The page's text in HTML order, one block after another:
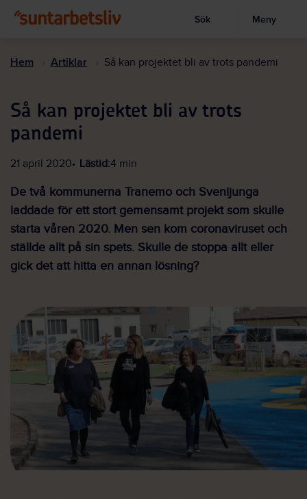
till
Visa sökruta
Sök Meny
Hem Artiklar Så kan projektet bli av trots pandemi
Så kan projektet bli av trots
pandemi
21 april 2020 Lästid:4 min
De två kommunerna Tranemo och Svenljunga
laddade för ett stort gemensamt projekt som skulle
starta våren 2020. Men sen kom coronaviruset och
ställde allt på sin spets. Skulle de stoppa allt eller
gick det att hitta en annan lösning?